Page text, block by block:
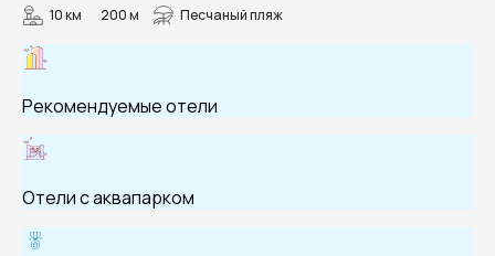
10 км 200 м Песчаный пляж
Рекомендуемые отели
Отели с аквапарком